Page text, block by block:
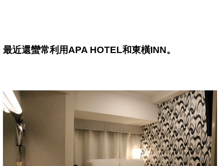
最近還蠻常利用APA HOTEL和東橫INN。